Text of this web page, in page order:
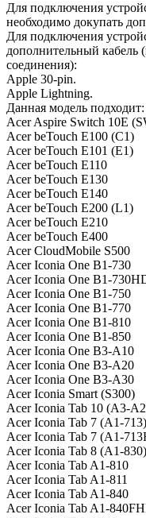
Для подключения
необходимо докупать
Для подключения
дополнительный кабель
соединения):
Apple 30-pin.
Apple Lightning.
Данная модель
Acer Aspire Switch 10E
Acer beTouch E100 (C1)
Acer beTouch E101 (E1)
Acer beTouch E110
Acer beTouch E130
Acer beTouch E140
Acer beTouch E200 (L1)
Acer beTouch E210
Acer beTouch E400
Acer CloudMobile S500
Acer Iconia One B1-730
Acer Iconia One B1-
Acer Iconia One B1-750
Acer Iconia One B1-770
Acer Iconia One B1-810
Acer Iconia One B1-850
Acer Iconia One B3-A10
Acer Iconia One B3-A20
Acer Iconia One B3-A30
Acer Iconia Smart (S300)
Acer Iconia Tab 10 (A3-
Acer Iconia Tab 7 (A1-713)
Acer Iconia Tab 7 (A1-
Acer Iconia Tab 8 (A1-830)
Acer Iconia Tab A1-810
Acer Iconia Tab A1-811
Acer Iconia Tab A1-840
Acer Iconia Tab A1-